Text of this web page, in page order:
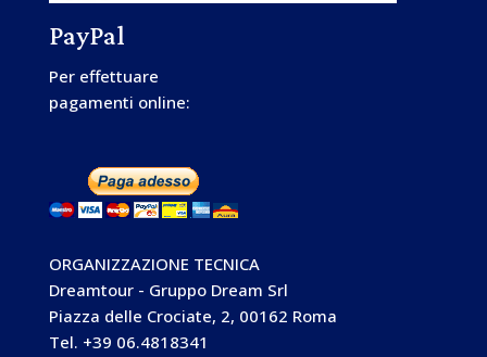
PayPal
Per effettuare
pagamenti online:
ORGANIZZAZIONE TECNICA
Dreamtour - Gruppo Dream Srl
Piazza delle Crociate, 2, 00162 Roma
Tel. +39 06.4818341